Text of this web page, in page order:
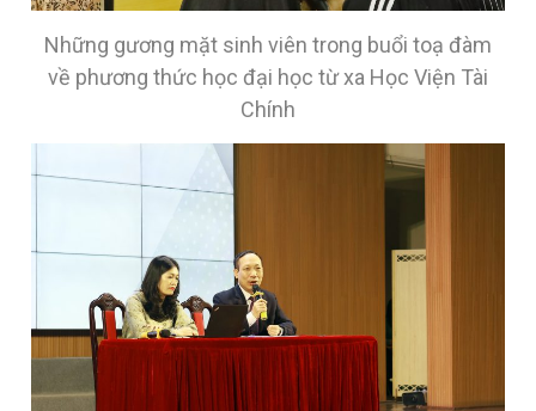
Những gương mặt sinh viên trong buổi toạ đàm
về phương thức học đại học từ xa Học Viện Tài
Chính